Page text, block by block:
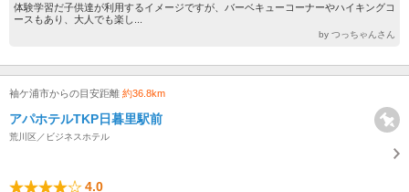
体験学習だ子供達が利用するイメージですが、バーベキューコーナーやハイキングコ
ースもあり、大人でも楽し...
by つっちゃんさん
袖ケ浦市からの目安距離 約36.8km
アパホテルTKP日暮里駅前
荒川区／ビジネスホテル
4.0